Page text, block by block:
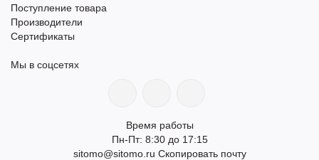
Поступление товара
Производители
Сертификаты
Мы в соцсетях
Время работы
Пн-Пт: 8:30 до 17:15
sitomo@sitomo.ru Скопировать почту